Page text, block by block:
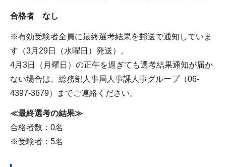
合格者 なし
※有効受験者全員に最終選考結果を郵送で通知していま
す（3月29日（水曜日）発送）。
4月3日（月曜日）の正午を過ぎても選考結果通知が届か
ない場合は、総務部人事局人事課人事グループ（06-
4397-3679）までご連絡ください。
≪最終選考の結果≫
合格者数：0名
※受験者：5名